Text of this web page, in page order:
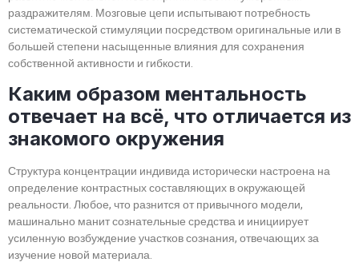
раздражителям. Мозговые цепи испытывают потребность
систематической стимуляции посредством оригинальные или в
большей степени насыщенные влияния для сохранения
собственной активности и гибкости.
Каким образом ментальность
отвечает на всё, что отличается из
знакомого окружения
Структура концентрации индивида исторически настроена на
определение контрастных составляющих в окружающей
реальности. Любое, что разнится от привычного модели,
машинально манит сознательные средства и инициирует
усиленную возбуждение участков сознания, отвечающих за
изучение новой материала.